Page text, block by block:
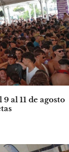
al 11 de agosto